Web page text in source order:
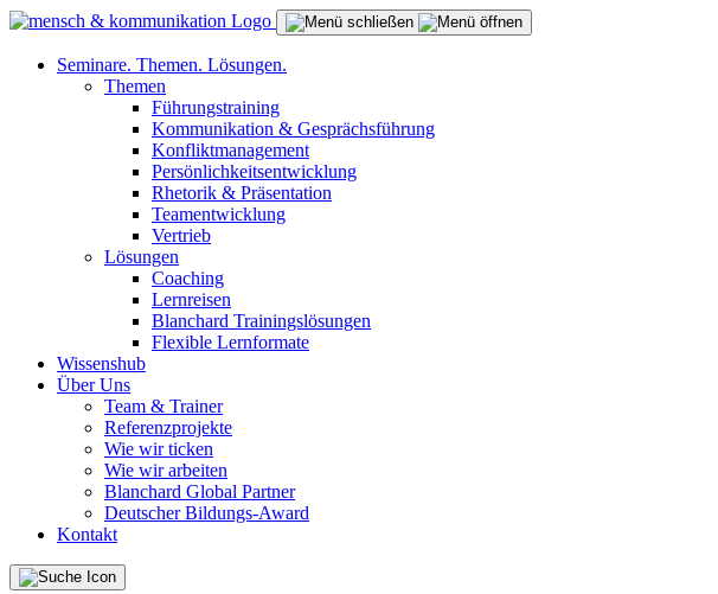
Seminare. Themen. Lösungen.
Themen
Führungstraining
Kommunikation & Gesprächsführung
Konfliktmanagement
Persönlichkeitsentwicklung
Rhetorik & Präsentation
Teamentwicklung
Vertrieb
Lösungen
Coaching
Lernreisen
Blanchard Trainingslösungen
Flexible Lernformate
Wissenshub
Über Uns
Team & Trainer
Referenzprojekte
Wie wir ticken
Wie wir arbeiten
Blanchard Global Partner
Deutscher Bildungs-Award
Kontakt